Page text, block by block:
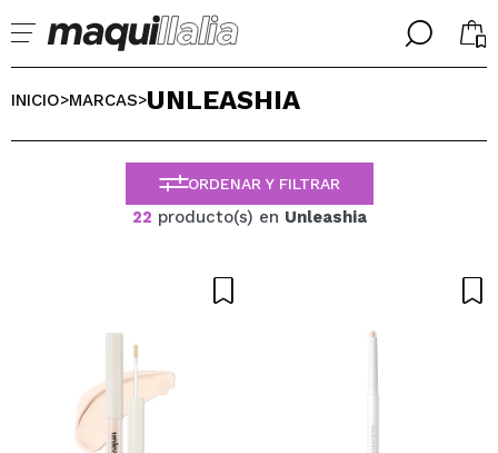
╳
BIENVENIDX!
╳
SELECCIONA TU IDIOMA
ESPAÑOL
ENGLISH
FRANCES
ALEMAN
PORTUGUESE
INICIO>MARCAS>UNLEASHIA
ORDENAR Y FILTRAR
22 producto(s) en Unleashia